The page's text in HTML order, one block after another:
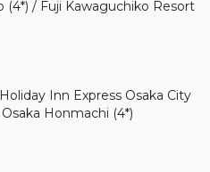
(4*) / Fuji Kawaguchiko Resort
Inn Express Osaka City
Honmachi (4*)